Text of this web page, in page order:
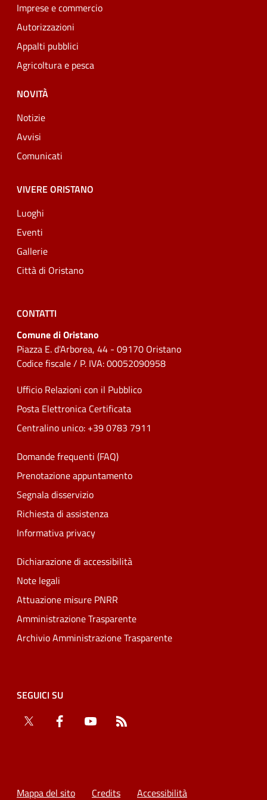
Imprese e commercio
Autorizzazioni
Appalti pubblici
Agricoltura e pesca
NOVITÀ
Notizie
Avvisi
Comunicati
VIVERE ORISTANO
Luoghi
Eventi
Gallerie
Città di Oristano
CONTATTI
Comune di Oristano
Piazza E. d'Arborea, 44 - 09170 Oristano
Codice fiscale / P. IVA: 00052090958
Ufficio Relazioni con il Pubblico
Posta Elettronica Certificata
Centralino unico: +39 0783 7911
Domande frequenti (FAQ)
Prenotazione appuntamento
Segnala disservizio
Richiesta di assistenza
Informativa privacy
Dichiarazione di accessibilità
Note legali
Attuazione misure PNRR
Amministrazione Trasparente
Archivio Amministrazione Trasparente
SEGUICI SU
Twitter
Facebook YouTube
Mappa del sito Credits Accessibilità